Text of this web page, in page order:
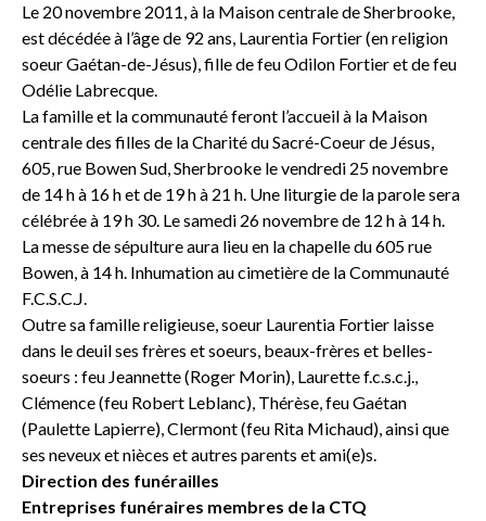
Le 20 novembre 2011, à la Maison centrale de Sherbrooke,
est décédée à l’âge de 92 ans, Laurentia Fortier (en religion
soeur Gaétan-de-Jésus), fille de feu Odilon Fortier et de feu
Odélie Labrecque.
La famille et la communauté feront l’accueil à la Maison
centrale des filles de la Charité du Sacré-Coeur de Jésus,
605, rue Bowen Sud, Sherbrooke le vendredi 25 novembre
de 14 h à 16 h et de 19 h à 21 h. Une liturgie de la parole sera
célébrée à 19 h 30. Le samedi 26 novembre de 12 h à 14 h.
La messe de sépulture aura lieu en la chapelle du 605 rue
Bowen, à 14 h. Inhumation au cimetière de la Communauté
F.C.S.C.J.
Outre sa famille religieuse, soeur Laurentia Fortier laisse
dans le deuil ses frères et soeurs, beaux-frères et belles-
soeurs : feu Jeannette (Roger Morin), Laurette f.c.s.c.j.,
Clémence (feu Robert Leblanc), Thérèse, feu Gaétan
(Paulette Lapierre), Clermont (feu Rita Michaud), ainsi que
ses neveux et nièces et autres parents et ami(e)s.
Direction des funérailles
Entreprises funéraires membres de la CTQ